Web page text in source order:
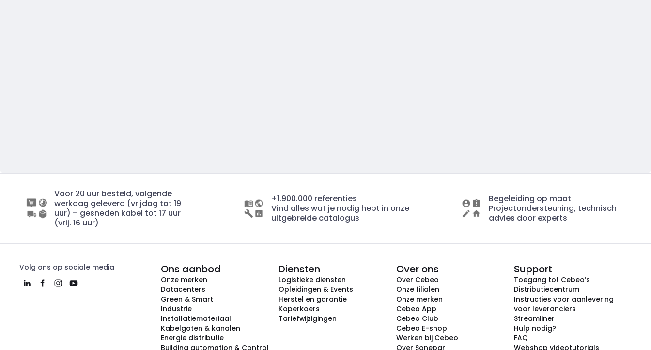
Voor 20 uur besteld, volgende
werkdag geleverd (vrijdag tot 19
uur) – gesneden kabel tot 17 uur
(vrij. 16 uur)
+1.900.000 referenties
Vind alles wat je nodig hebt in onze
uitgebreide catalogus
Begeleiding op maat
Projectondersteuning, technisch
advies door experts
Volg ons op sociale media Ons aanbod
Onze merken
Datacenters
Green & Smart
Industrie
Installatiemateriaal
Kabelgoten & kanalen
Energie distributie
Building automation & Control
Diensten
Logistieke diensten
Opleidingen & Events
Herstel en garantie
Koperkoers
Tariefwijzigingen
Over ons
Over Cebeo
Onze filialen
Onze merken
Cebeo App
Cebeo Club
Cebeo E-shop
Werken bij Cebeo
Over Sonepar
Support
Toegang tot Cebeo’s
Distributiecentrum
Instructies voor aanlevering
voor leveranciers
Streamliner
Hulp nodig?
FAQ
Webshop videotutorials